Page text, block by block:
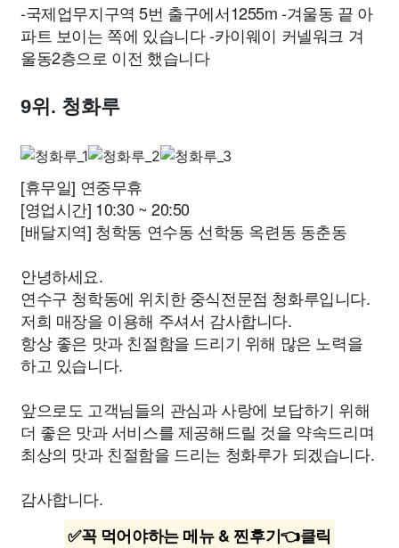
-국제업무지구역 5번 출구에서1255m -겨울동 끝 아
파트 보이는 쪽에 있습니다 -카이웨이 커넬워크 겨
울동2층으로 이전 했습니다
9위. 청화루
[휴무일] 연중무휴
[영업시간] 10:30 ~ 20:50
[배달지역] 청학동 연수동 선학동 옥련동 동춘동
안녕하세요.
연수구 청학동에 위치한 중식전문점 청화루입니다.
저희 매장을 이용해 주셔서 감사합니다.
항상 좋은 맛과 친절함을 드리기 위해 많은 노력을
하고 있습니다.
앞으로도 고객님들의 관심과 사랑에 보답하기 위해
더 좋은 맛과 서비스를 제공해드릴 것을 약속드리며
최상의 맛과 친절함을 드리는 청화루가 되겠습니다.
감사합니다.
✅꼭 먹어야하는 메뉴 & 찐후기👈클릭